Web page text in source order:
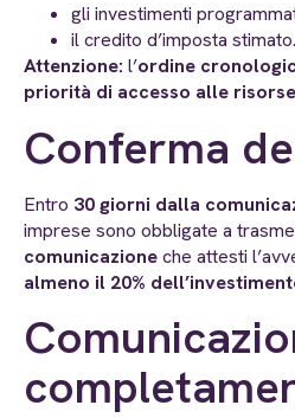
gli investimenti
il credito d’imposta stimato.
Attenzione: l’ordine
priorità di accesso alle risorse
Conferma
Entro 30 giorni dalla
imprese sono obbligate a
comunicazioneche attesti
almeno il 20%